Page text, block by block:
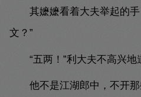
其嬷嬷看着大夫举起的
文？”
“五两！”利大夫不高兴地
他不是江湖郎中，不开那